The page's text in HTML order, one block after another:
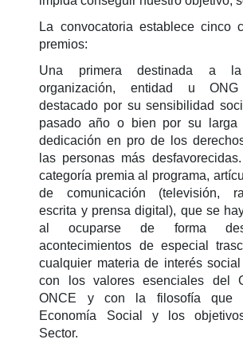
La convocatoria establece cinco
premios:
Una primera destinada a la
organización, entidad u
destacado por su sensibilidad
pasado año o bien por su larga
dedicación en pro de los
las personas más
categoría premia al programa,
de comunicación (televisión,
escrita y prensa digital), que se
al ocuparse de forma
acontecimientos de especial
cualquier materia de interés
con los valores esenciales del
ONCE y con la filosofía que
Economía Social y los
Sector.